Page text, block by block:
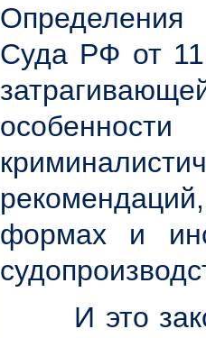
Суда РФ от
формах и
И это